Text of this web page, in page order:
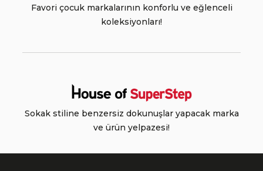
Favori çocuk markalarının konforlu ve eğlenceli
koleksiyonları!
Sokak stiline benzersiz dokunuşlar yapacak marka
ve ürün yelpazesi!